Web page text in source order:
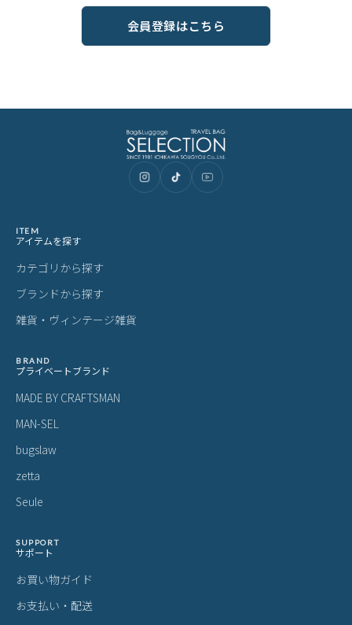
会員登録はこちら
ITEM
アイテムを探す
カテゴリから探す
ブランドから探す
雑貨・ヴィンテージ雑貨
BRAND
プライベートブランド
MADE BY CRAFTSMAN
MAN-SEL
bugslaw
zetta
Seule
SUPPORT
サポート
お買い物ガイド
お支払い・配送